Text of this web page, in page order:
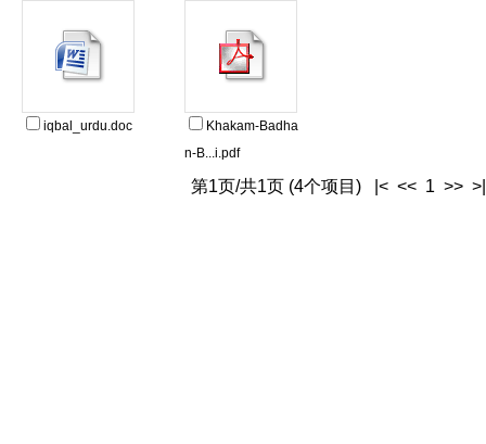
iqbal_urdu.doc
Khakam-Badha
n-B...i.pdf
第1页/共1页 (4个项目) |< << 1 >> >|